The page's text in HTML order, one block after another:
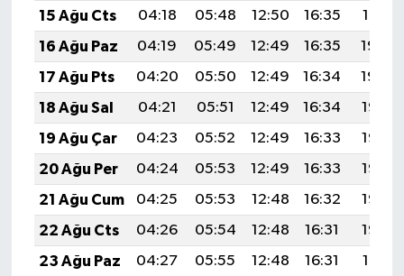
15 Ağu Cts
04:18 05:48 12:50 16:35
19:41
16 Ağu Paz
04:19 05:49 12:49 16:35
19:40
17 Ağu Pts
04:20 05:50 12:49 16:34
19:39
18 Ağu Sal
04:21 05:51 12:49 16:34
19:37
19 Ağu Çar
04:23 05:52 12:49 16:33
19:36
20 Ağu Per
04:24 05:53 12:49 16:33
19:35
21 Ağu Cum
04:25 05:53 12:48 16:32
19:33
22 Ağu Cts
04:26 05:54 12:48 16:31
19:32
23 Ağu Paz
04:27 05:55 12:48 16:31
19:31